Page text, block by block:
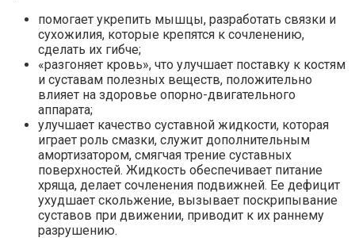
помогает укрепить мышцы, разработать связки и
сухожилия, которые крепятся к сочленению,
сделать их гибче;
«разгоняет кровь», что улучшает поставку к костям
и суставам полезных веществ, положительно
влияет на здоровье опорно-двигательного
аппарата;
улучшает качество суставной жидкости, которая
играет роль смазки, служит дополнительным
амортизатором, смягчая трение суставных
поверхностей. Жидкость обеспечивает питание
хряща, делает сочленения подвижней. Ее дефицит
ухудшает скольжение, вызывает поскрипывание
суставов при движении, приводит к их раннему
разрушению.